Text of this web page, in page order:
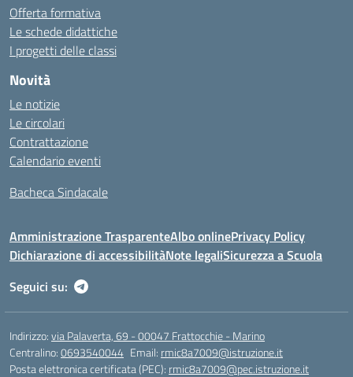
Offerta formativa
Le schede didattiche
I progetti delle classi
Novità
Le notizie
Le circolari
Contrattazione
Calendario eventi
Bacheca Sindacale
Amministrazione TrasparenteAlbo onlinePrivacy Policy
Dichiarazione di accessibilitàNote legaliSicurezza a Scuola
Seguici su:
Indirizzo:via Palaverta, 69 - 00047 Frattocchie - Marino
Centralino:0693540044 Email: rmic8a7009@istruzione.it
Posta elettronica certificata (PEC): rmic8a7009@pec.istruzione.it